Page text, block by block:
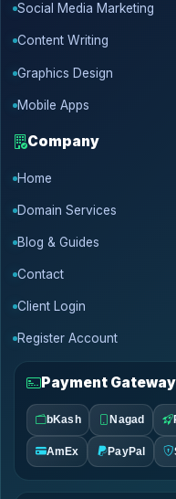
Social Media Marketing
Content Writing
Graphics Design
Mobile Apps
Company
Home
Domain Services
Blog & Guides
Contact
Client Login
Register Account
Payment
bKash Nagad
AmEx PayPal